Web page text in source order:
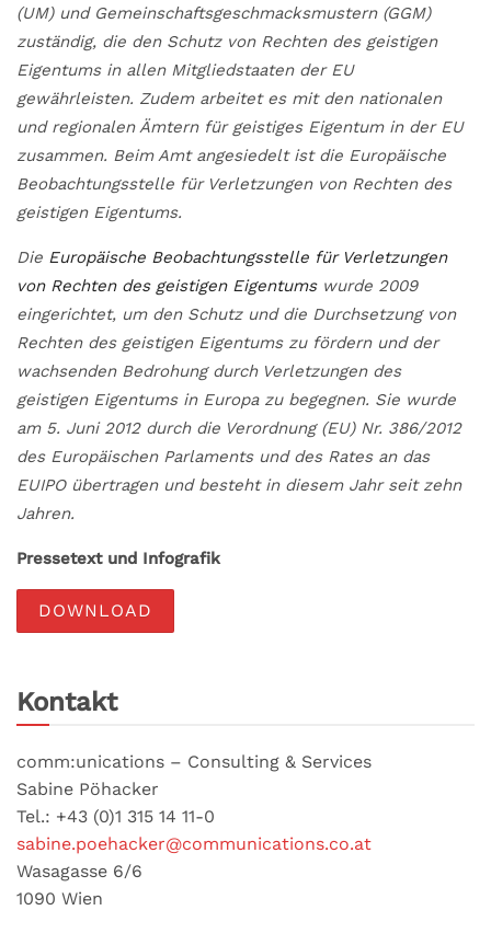
(UM) und Gemeinschaftsgeschmacksmustern (GGM)
zuständig, die den Schutz von Rechten des geistigen
Eigentums in allen Mitgliedstaaten der EU
gewährleisten. Zudem arbeitet es mit den nationalen
und regionalen Ämtern für geistiges Eigentum in der EU
zusammen. Beim Amt angesiedelt ist die Europäische
Beobachtungsstelle für Verletzungen von Rechten des
geistigen Eigentums.
Die Europäische Beobachtungsstelle für Verletzungen
von Rechten des geistigen Eigentumswurde 2009
eingerichtet, um den Schutz und die Durchsetzung von
Rechten des geistigen Eigentums zu fördern und der
wachsenden Bedrohung durch Verletzungen des
geistigen Eigentums in Europa zu begegnen. Sie wurde
am 5. Juni 2012 durch die Verordnung (EU) Nr. 386/2012
des Europäischen Parlaments und des Rates an das
EUIPO übertragen und besteht in diesem Jahr seit zehn
Jahren.
Pressetext und Infografik
DOWNLOAD
Kontakt
comm:unications – Consulting & Services
Sabine Pöhacker
Tel.: +43 (0)1 315 14 11-0
sabine.poehacker@communications.co.at
Wasagasse 6/6
1090 Wien